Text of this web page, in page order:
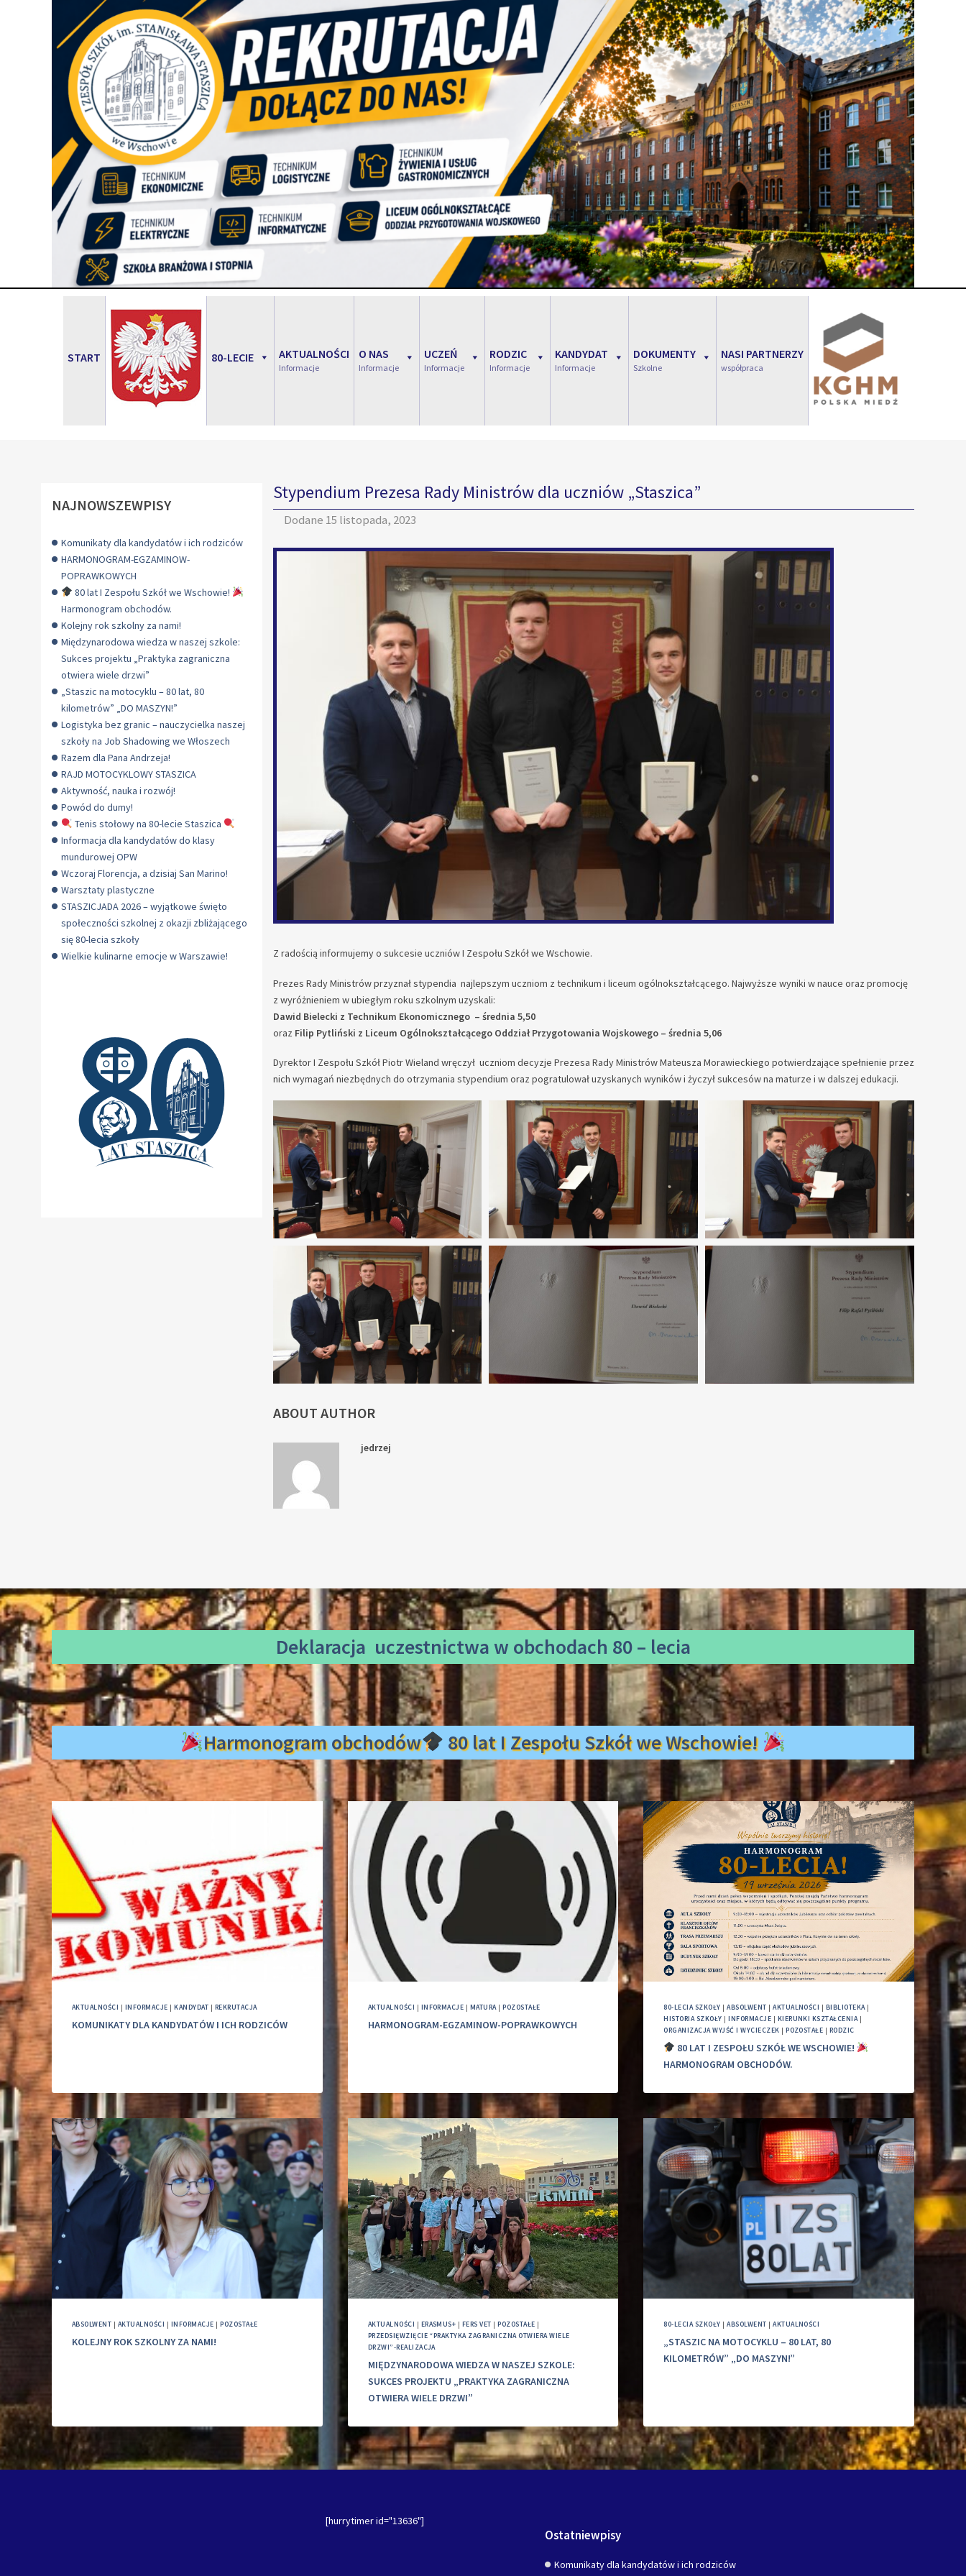
START 80-LECIE AKTUALNOŚCI
Informacje
O NAS
Informacje
UCZEŃ
Informacje
RODZIC
Informacje
KANDYDAT
Informacje
DOKUMENTY
Szkolne
NASI PARTNERZY
współpraca
Stypendium Prezesa Rady Ministrów dla uczniów „Staszica”
Dodane 15 listopada, 2023
Z radością informujemy o sukcesie uczniów I Zespołu Szkół we Wschowie.
Prezes Rady Ministrów przyznał stypendia najlepszym uczniom z technikum i liceum ogólnokształcącego. Najwyższe wyniki w nauce oraz promocję
z wyróżnieniem w ubiegłym roku szkolnym uzyskali:
Dawid Bielecki z Technikum Ekonomicznego – średnia 5,50
oraz Filip Pytliński z Liceum Ogólnokształcącego Oddział Przygotowania Wojskowego – średnia 5,06
Dyrektor I Zespołu Szkół Piotr Wieland wręczył uczniom decyzje Prezesa Rady Ministrów Mateusza Morawieckiego potwierdzające spełnienie przez
nich wymagań niezbędnych do otrzymania stypendium oraz pogratulował uzyskanych wyników i życzył sukcesów na maturze i w dalszej edukacji.
ABOUT AUTHOR
jedrzej
NAJNOWSZEWPISY
Komunikaty dla kandydatów i ich rodziców
HARMONOGRAM-EGZAMINOW-
POPRAWKOWYCH
80 lat I Zespołu Szkół we Wschowie!
Harmonogram obchodów.
Kolejny rok szkolny za nami!
Międzynarodowa wiedza w naszej szkole:
Sukces projektu „Praktyka zagraniczna
otwiera wiele drzwi”
„Staszic na motocyklu – 80 lat, 80
kilometrów” „DO MASZYN!”
Logistyka bez granic – nauczycielka naszej
szkoły na Job Shadowing we Włoszech
Razem dla Pana Andrzeja!
RAJD MOTOCYKLOWY STASZICA
Aktywność, nauka i rozwój!
Powód do dumy!
Tenis stołowy na 80-lecie Staszica
Informacja dla kandydatów do klasy
mundurowej OPW
Wczoraj Florencja, a dzisiaj San Marino!
Warsztaty plastyczne
STASZICJADA 2026 – wyjątkowe święto
społeczności szkolnej z okazji zbliżającego
się 80-lecia szkoły
Wielkie kulinarne emocje w Warszawie!
Deklaracja uczestnictwaw obchodach 80 – lecia
Harmonogram obchodów 80 lat I Zespołu Szkół we Wschowie!
AKTUALNOŚCI | INFORMACJE |KANDYDAT | REKRUTACJA
KOMUNIKATY DLA KANDYDATÓW I ICH RODZICÓW
AKTUALNOŚCI | INFORMACJE | MATURA|POZOSTAŁE
HARMONOGRAM-EGZAMINOW-POPRAWKOWYCH
80-LECIA SZKOŁY |ABSOLWENT |AKTUALNOŚCI | BIBLIOTEKA|
HISTORIA SZKOŁY |INFORMACJE | KIERUNKI KSZTAŁCENIA|
ORGANIZACJA WYJŚĆ I WYCIECZEK |POZOSTAŁE | RODZIC
80 LAT I ZESPOŁU SZKÓŁ WE WSCHOWIE!
HARMONOGRAM OBCHODÓW.
ABSOLWENT | AKTUALNOŚCI | INFORMACJE |POZOSTAŁE
KOLEJNY ROK SZKOLNY ZA NAMI!
AKTUALNOŚCI | ERASMUS+ | FERS VET |POZOSTAŁE |
PRZEDSIĘWZIĘCIE “PRAKTYKA ZAGRANICZNA OTWIERA WIELE
DRZWI”-REALIZACJA
MIĘDZYNARODOWA WIEDZA W NASZEJ SZKOLE:
SUKCES PROJEKTU „PRAKTYKA ZAGRANICZNA
OTWIERA WIELE DRZWI”
80-LECIA SZKOŁY |ABSOLWENT |AKTUALNOŚCI
„STASZIC NA MOTOCYKLU – 80 LAT, 80
KILOMETRÓW” „DO MASZYN!”
[hurrytimer id="13636"]
Ostatniewpisy
Komunikaty dla kandydatów i ich rodziców